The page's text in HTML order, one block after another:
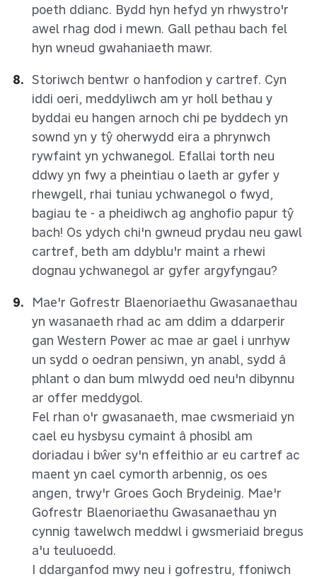
poeth ddianc. Bydd hyn hefyd yn rhwystro'r
awel rhag dod i mewn. Gall pethau bach fel
hyn wneud gwahaniaeth mawr.
Storiwch bentwr o hanfodion y cartref. Cyn
iddi oeri, meddyliwch am yr holl bethau y
byddai eu hangen arnoch chi pe byddech yn
sownd yn y tŷ oherwydd eira a phrynwch
rywfaint yn ychwanegol. Efallai torth neu
ddwy yn fwy a pheintiau o laeth ar gyfer y
rhewgell, rhai tuniau ychwanegol o fwyd,
bagiau te - a pheidiwch ag anghofio papur tŷ
bach! Os ydych chi'n gwneud prydau neu gawl
cartref, beth am ddyblu'r maint a rhewi
dognau ychwanegol ar gyfer argyfyngau?
Mae'r Gofrestr Blaenoriaethu Gwasanaethau
yn wasanaeth rhad ac am ddim a ddarperir
gan Western Power ac mae ar gael i unrhyw
un sydd o oedran pensiwn, yn anabl, sydd â
phlant o dan bum mlwydd oed neu'n dibynnu
ar offer meddygol.
Fel rhan o'r gwasanaeth, mae cwsmeriaid yn
cael eu hysbysu cymaint â phosibl am
doriadau i bŵer sy'n effeithio ar eu cartref ac
maent yn cael cymorth arbennig, os oes
angen, trwy'r Groes Goch Brydeinig. Mae'r
Gofrestr Blaenoriaethu Gwasanaethau yn
cynnig tawelwch meddwl i gwsmeriaid bregus
a'u teuluoedd.
I ddarganfod mwy neu i gofrestru, ffoniwch